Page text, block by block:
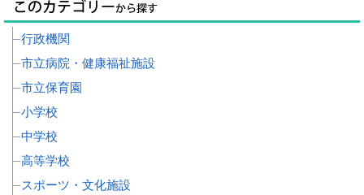
行政機関
市立病院・健康福祉施設
市立保育園
小学校
中学校
高等学校
スポーツ・文化施設